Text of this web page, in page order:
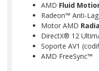
AMD Fluid
Radeon™ Anti-
Motor AMD
DirectX® 12
Soporte AV1
AMD FreeSync™